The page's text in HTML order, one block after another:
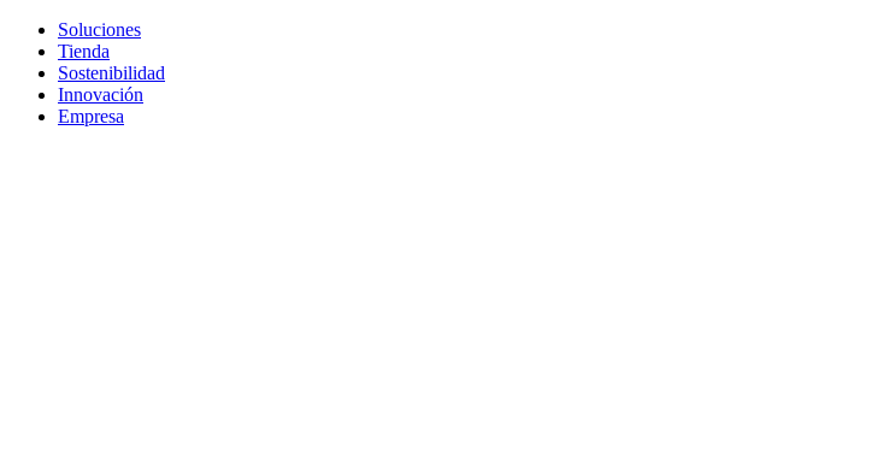
Soluciones
Tienda
Sostenibilidad
Innovación
Empresa